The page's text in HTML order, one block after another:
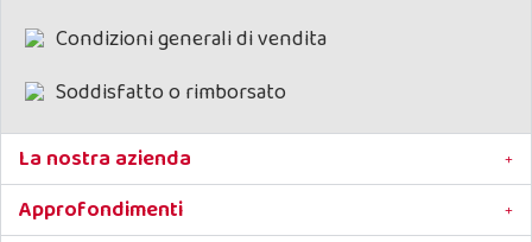
Condizioni generali di vendita
Soddisfatto o rimborsato
La nostra azienda
Approfondimenti